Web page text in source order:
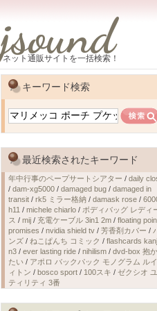
jsound
ネット通販サイトを一括検索！
キーワード検索
最近検索されたキーワード
年中行事のペープサートシアター / daily
/ dam-xg5000 / damaged bug / damaged in
transit / rk5 ミラー格納 / damask rose /
h11 / michele chiarlo / ボディバッグ レディ
ス / mij / 充電ケーブル 3in1 2m / floating
promises / nvidia shield tv / 芳香剤カバー /
ンズ / ねこぱんち コミック / flashcards
n3 / ever lasting ride / nihilism / dvd-box 抱
たい / アポロ バックパック モノグラム ル
ィトン / bosco sport / 100スキ / ゼクシオ
ティリティ 3番